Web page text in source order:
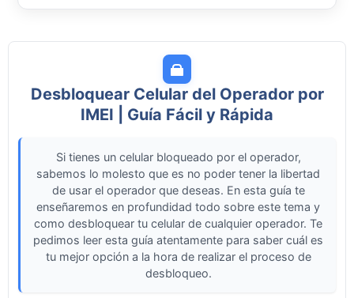
Desbloquear Celular del Operador por
IMEI | Guía Fácil y Rápida
Si tienes un celular bloqueado por el operador,
sabemos lo molesto que es no poder tener la libertad
de usar el operador que deseas. En esta guía te
enseñaremos en profundidad todo sobre este tema y
como desbloquear tu celular de cualquier operador. Te
pedimos leer esta guía atentamente para saber cuál es
tu mejor opción a la hora de realizar el proceso de
desbloqueo.